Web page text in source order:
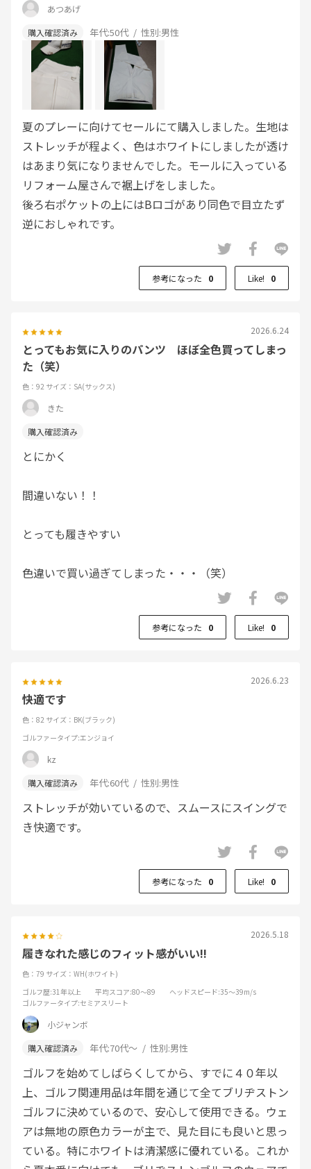
あつあげ
年代:50代 性別:男性
夏のプレーに向けてセールにて購入しました。生地は
ストレッチが程よく、色はホワイトにしましたが透け
はあまり気になりませんでした。モールに入っている
リフォーム屋さんで裾上げをしました。
後ろ右ポケットの上にはBロゴがあり同色で目立たず
逆におしゃれです。
参考になった 0 Like! 0
2026.6.24
とってもお気に入りのパンツ ほぼ全色買ってしまっ
た（笑）
色：92 サイズ：SA(サックス)
きた
とにかく
間違いない！！
とっても履きやすい
色違いで買い過ぎてしまった・・・（笑）
参考になった 0 Like! 0
2026.6.23
快適です
色：82 サイズ：BK(ブラック)
ゴルファータイプ:エンジョイ
kz
年代:60代 性別:男性
ストレッチが効いているので、スムースにスイングで
き快適です。
参考になった 0 Like! 0
2026.5.18
履きなれた感じのフィット感がいい!!
色：79 サイズ：WH(ホワイト)
ゴルフ歴:31年以上 平均スコア:80～89 ヘッドスピード:35～39m/s
ゴルファータイプ:セミアスリート
小ジャンボ
年代:70代～ 性別:男性
ゴルフを始めてしばらくしてから、すでに４０年以
上、ゴルフ関連用品は年間を通じて全てブリヂストン
ゴルフに決めているので、安心して使用できる。ウェ
アは無地の原色カラーが主で、見た目にも良いと思っ
ている。特にホワイトは清潔感に優れている。これか